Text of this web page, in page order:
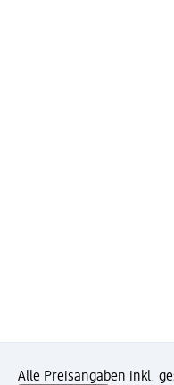
Alle Preisangaben inkl.